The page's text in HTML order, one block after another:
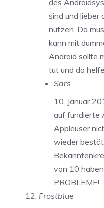
des
sind und lieber
nutzen. Da
kann mit
Android sollte
tut und da
Sars
10. Januar
auf fundierte
Appleuser
wieder
von 10
PROBLEME!
Frostblue